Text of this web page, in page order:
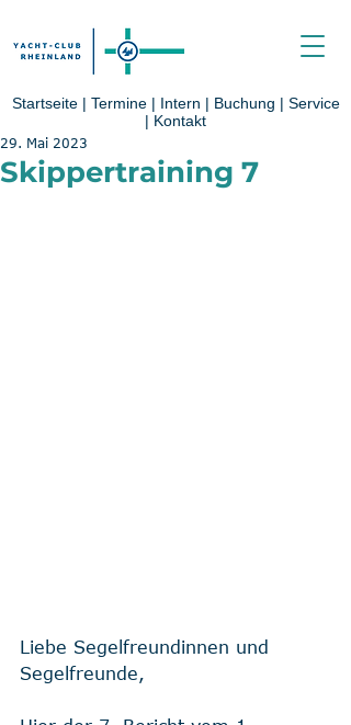
Startseite| Termine | Intern | Buchung | Service
| Kontakt
Skippertraining 7
29. Mai 2023
Liebe Segelfreundinnen und
Segelfreunde,